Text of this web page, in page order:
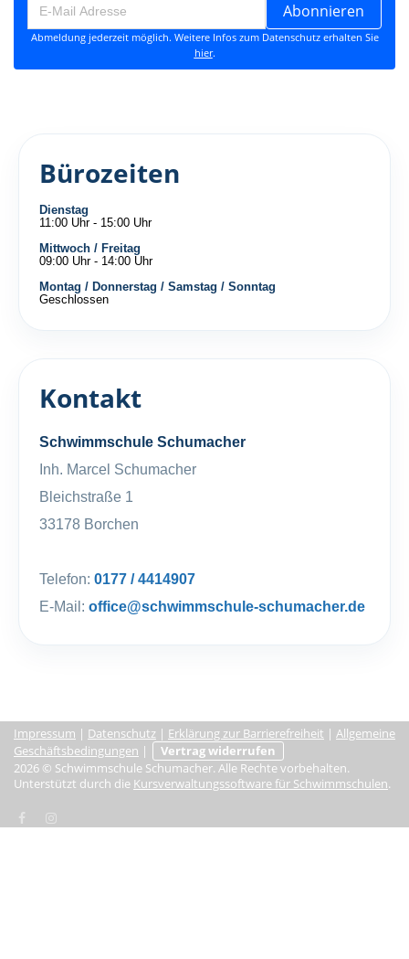
Abonnieren
Abmeldung jederzeit möglich. Weitere Infos zum Datenschutz erhalten Sie
hier.
Bürozeiten
Dienstag
11:00 Uhr - 15:00 Uhr
Mittwoch / Freitag
09:00 Uhr - 14:00 Uhr
Montag / Donnerstag / Samstag / Sonntag
Geschlossen
Kontakt
Schwimmschule Schumacher
Inh. Marcel Schumacher
Bleichstraße 1
33178 Borchen
Telefon: 0177 / 4414907
E-Mail: office@schwimmschule-schumacher.de
Impressum | Datenschutz | Erklärung zur Barrierefreiheit | Allgemeine
Geschäftsbedingungen |
Vertrag widerrufen
2026 © Schwimmschule Schumacher. Alle Rechte vorbehalten.
Unterstützt durch die Kursverwaltungssoftware für Schwimmschulen.